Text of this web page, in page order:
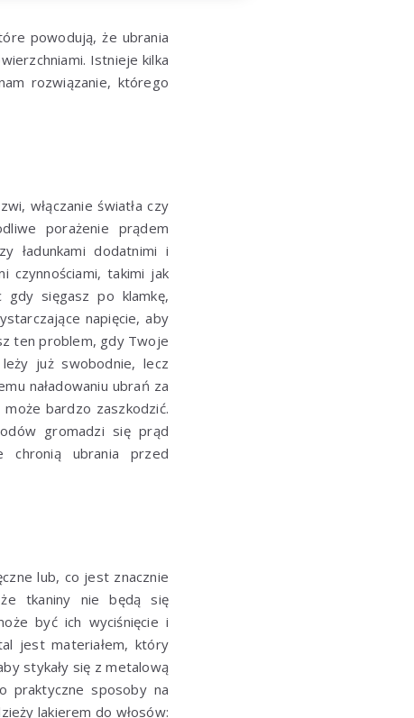
powodują, że ubrania
Istnieje kilka
rozwiązanie, którego
włączanie światła czy
porażenie prądem
ładunkami dodatnimi i
czynnościami, takimi jak
gdy sięgasz po klamkę,
napięcie, aby
ten problem, gdy Twoje
już swobodnie, lecz
naładowaniu ubrań za
może bardzo zaszkodzić.
gromadzi się prąd
chronią ubrania przed
lub, co jest znacznie
tkaniny nie będą się
być ich wyciśnięcie i
jest materiałem, który
stykały się z metalową
praktyczne sposoby na
lakierem do włosów: